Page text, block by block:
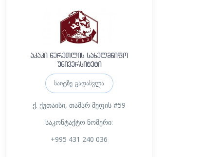
აკაკი წერეთლის სახელმწიფო
უნივერსიტეტი
საიტზე გადასვლა
ქ. ქუთაისი, თამარ მეფის #59
საკონტაქტო ნომერი:
+995 431 240 036